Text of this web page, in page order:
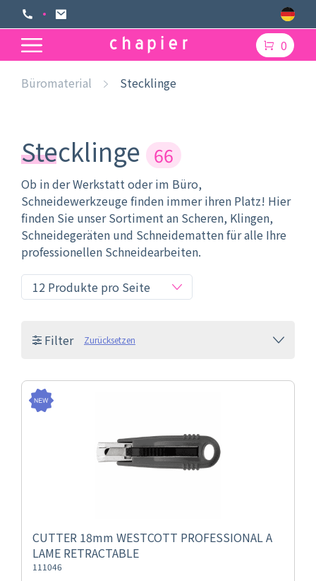
0
Büromaterial Stecklinge
Stecklinge 66
Ob in der Werkstatt oder im Büro,
Schneidewerkzeuge finden immer ihren Platz! Hier
finden Sie unser Sortiment an Scheren, Klingen,
Schneidegeräten und Schneidematten für alle Ihre
professionellen Schneidearbeiten.
Filter Zurücksetzen
CUTTER 18mm WESTCOTT PROFESSIONAL A
LAME RETRACTABLE
111046